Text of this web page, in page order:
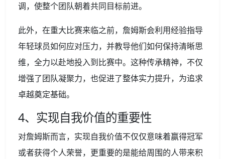
调，使整个团队朝着共同目标前进。
此外，在重大比赛来临之前，詹姆斯会利用经验指导
年轻球员如何应对压力，并教导他们如何保持清晰思
维，全力以赴地投入到比赛中。这种传承精神，不仅
增强了团队凝聚力，也促进了整体实力提升，为追求
卓越奠定基础。
4、实现自我价值的重要性
对詹姆斯而言，实现自我价值不仅仅意味着赢得冠军
或者获得个人荣誉，更重要的是能给周围的人带来积